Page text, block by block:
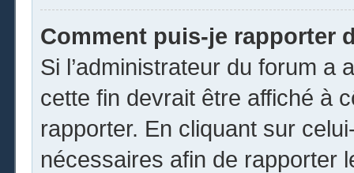
Comment puis-je rapporter
Si l’administrateur du forum a
cette fin devrait être affiché à
rapporter. En cliquant sur
nécessaires afin de rapporter